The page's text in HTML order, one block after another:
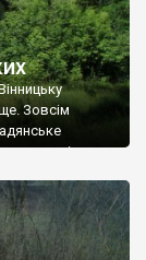
Зовсім
далі, десь
– […]